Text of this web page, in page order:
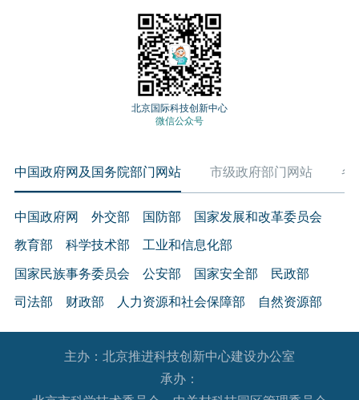
的设计与选择；对产品进行的综合设计服务，即产品
外观的设计、机械结构和电路设计等服务。
5.知识产权跨境许可与转让
以专利、版权、商标等为载体的技术贸易。知识产权
跨境许可是指授权境外机构有偿使用专利、版权和商
知识产权售卖给境外机构。
6.文化产品数字制作及相关服务
采用数字技术对舞台剧目、音乐、美术、文物、非物
质文化遗产、文献资源等文化内容以及各种出版物进
行数字化转化和开发，为各种显示终端提供内容，以
北京国际科技创新中心
微信公众号
中国政府网及国务院部门网站 市级政府部门网站 各
中国政府网 外交部 国防部 国家发展和改革委员会
教育部 科学技术部 工业和信息化部
国家民族事务委员会 公安部 国家安全部 民政部
司法部 财政部 人力资源和社会保障部 自然资源部
生态环境部 住房和城乡建设部 交通运输部 水利部
农业农村部 商务部 文化和旅游部
退役军人事务部
主办：北京推进科技创新中心建设办公室
承办：